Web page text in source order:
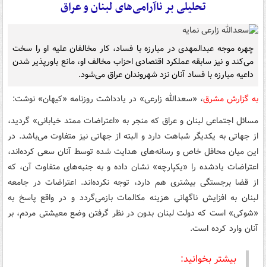
تحلیلی بر ناآرامی‌های لبنان و عراق
چهره موجه عبدالمهدی در مبارزه با فساد، کار مخالفان علیه او را سخت
می‌کند و نیز سابقه عملکرد اقتصادی احزاب مخالف او، مانع باورپذیر شدن
داعیه مبارزه با فساد آنان نزد شهروندان عراق می‌شود.
به گزارش مشرق، «سعدالله زارعی» در یادداشت روزنامه «کیهان» نوشت:
مسائل اجتماعی لبنان و عراق که منجر به «اعتراضات ممتد خیابانی» گردید،
از جهاتی به یکدیگر شباهت دارد و البته از جهاتی نیز متفاوت می‌باشد. در
این میان محافل خاص و رسانه‌های هدایت شده توسط آنان سعی کرده‌اند،
اعتراضات یادشده را «یکپارچه» نشان داده و به جنبه‌های متفاوت آن، که
از قضا برجستگی بیشتری هم دارد، توجه نکرده‌اند. اعتراضات در جامعه
لبنان به افزایش ناگهانی هزینه مکالمات بازمی‌گردد و در واقع پاسخ به
«شوکی» است که دولت لبنان بدون در نظر گرفتن وضع معیشتی مردم، بر
آنان وارد کرده است.
بیشتر بخوانید: